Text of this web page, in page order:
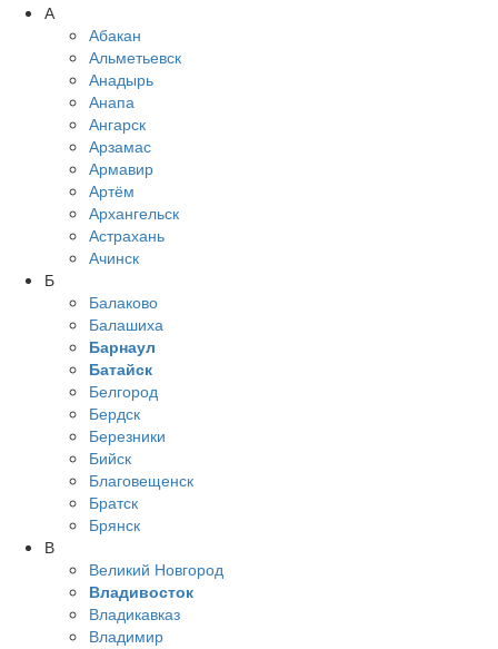
А
Абакан
Альметьевск
Анадырь
Анапа
Ангарск
Арзамас
Армавир
Артём
Архангельск
Астрахань
Ачинск
Б
Балаково
Балашиха
Барнаул
Батайск
Белгород
Бердск
Березники
Бийск
Благовещенск
Братск
Брянск
В
Великий Новгород
Владивосток
Владикавказ
Владимир